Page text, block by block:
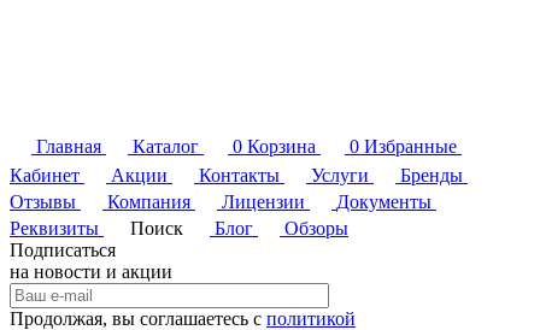
Главная Каталог 0 Корзина 0 Избранные
Кабинет
Акции Контакты Услуги
Бренды
Отзывы
Компания Лицензии
Документы
Реквизиты
Поиск Блог
Обзоры
Подписаться
на новости и акции
Продолжая, вы соглашаетесь с политикой